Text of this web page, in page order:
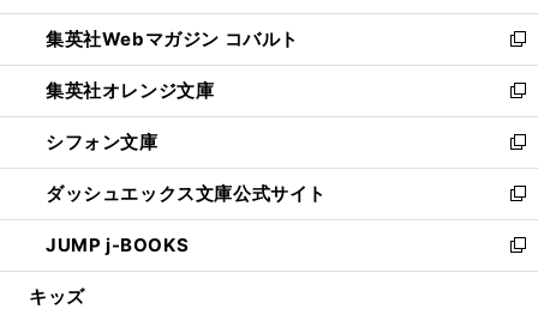
開
く
ウ
で
開
く
ン
ド
ウ
で
開
く
ウ
ィ
ン
ド
ウ
で
開
く
集英社Webマガジン コバルト
新
し
い
ウ
ィ
ン
ド
ウ
で
開
集英社オレンジ文庫
新
し
い
ウ
ィ
ン
ド
ウ
シフォン文庫
新
し
い
ウ
ィ
ン
ダッシュエックス文庫公式サイト
新
し
い
ウ
JUMP j-BOOKS
新
し
キッズ